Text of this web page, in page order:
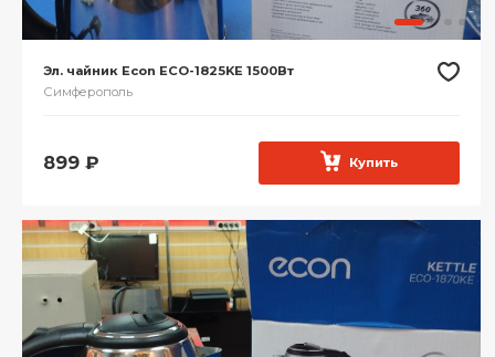
Эл. чайник Econ ECO-1825KE 1500Вт
Симферополь
899 ₽ Купить